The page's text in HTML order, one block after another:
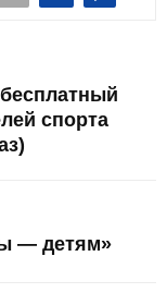
спорта
— детям»